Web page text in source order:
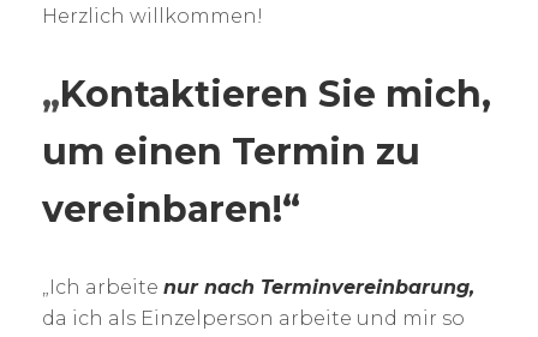
Herzlich willkommen!
„Kontaktieren Sie mich,
um einen Termin zu
vereinbaren!“
„Ich arbeite nur nach Terminvereinbarung,
da ich als Einzelperson arbeite und mir so